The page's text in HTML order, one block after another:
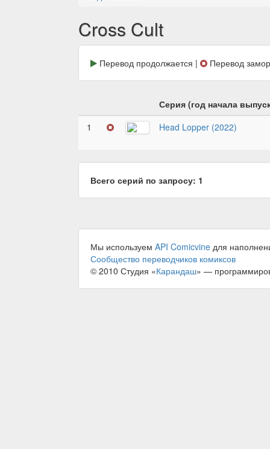
Cross Cult
Перевод продолжается | Перевод
Серия (год начала
1
Head Lopper (2022)
Всего серий по запросу: 1
Мы используем API Comicvine для
Сообщество переводчиков комиксов
© 2010 Студия «Карандаш» —